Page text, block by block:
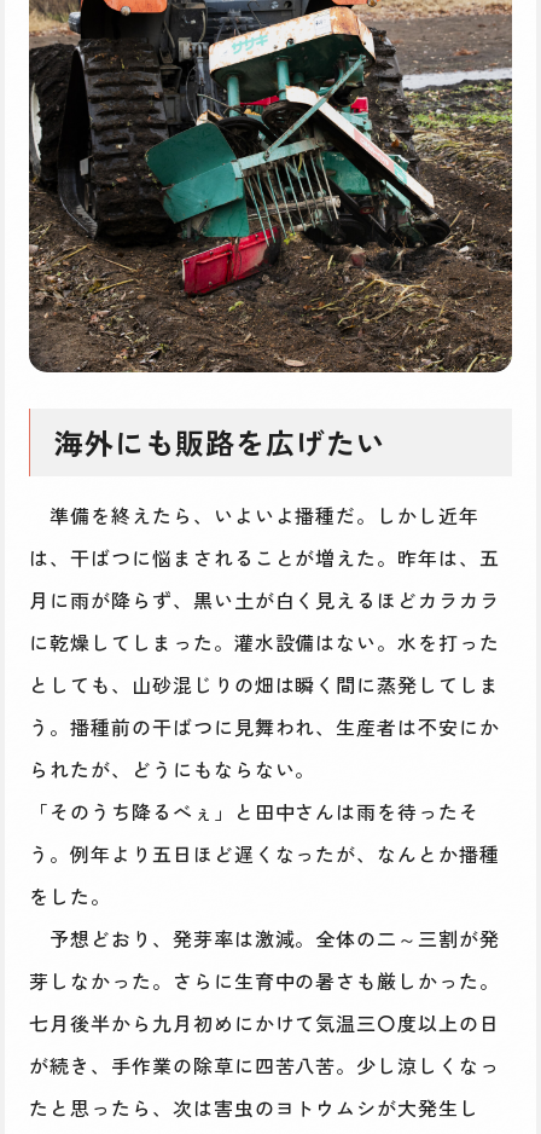
海外にも販路を広げたい
準備を終えたら、いよいよ播種だ。しかし近年
は、干ばつに悩まされることが増えた。昨年は、五
月に雨が降らず、黒い土が白く見えるほどカラカラ
に乾燥してしまった。灌水設備はない。水を打った
としても、山砂混じりの畑は瞬く間に蒸発してしま
う。播種前の干ばつに見舞われ、生産者は不安にか
られたが、どうにもならない。
「そのうち降るべぇ」と田中さんは雨を待ったそ
う。例年より五日ほど遅くなったが、なんとか播種
をした。
予想どおり、発芽率は激減。全体の二～三割が発
芽しなかった。さらに生育中の暑さも厳しかった。
七月後半から九月初めにかけて気温三〇度以上の日
が続き、手作業の除草に四苦八苦。少し涼しくなっ
たと思ったら、次は害虫のヨトウムシが大発生し